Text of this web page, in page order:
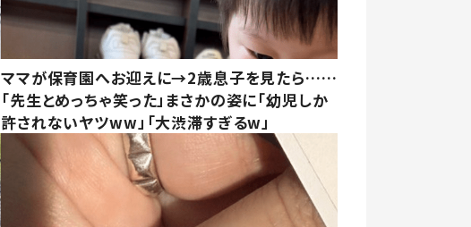
ママが保育園へお迎えに→2歳息子を見たら……
「先生とめっちゃ笑った」まさかの姿に「幼児しか
許されないヤツww」「大渋滞すぎるw」